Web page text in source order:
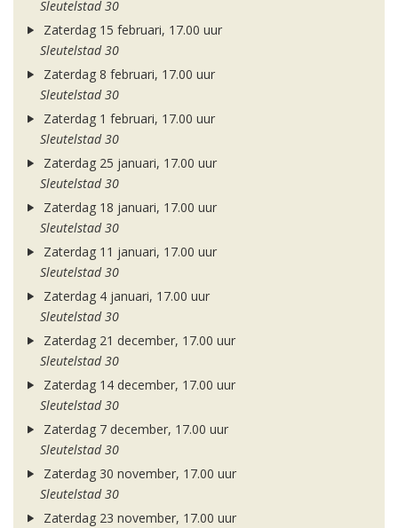
Sleutelstad 30
Zaterdag 15 februari, 17.00 uur
Sleutelstad 30
Zaterdag 8 februari, 17.00 uur
Sleutelstad 30
Zaterdag 1 februari, 17.00 uur
Sleutelstad 30
Zaterdag 25 januari, 17.00 uur
Sleutelstad 30
Zaterdag 18 januari, 17.00 uur
Sleutelstad 30
Zaterdag 11 januari, 17.00 uur
Sleutelstad 30
Zaterdag 4 januari, 17.00 uur
Sleutelstad 30
Zaterdag 21 december, 17.00 uur
Sleutelstad 30
Zaterdag 14 december, 17.00 uur
Sleutelstad 30
Zaterdag 7 december, 17.00 uur
Sleutelstad 30
Zaterdag 30 november, 17.00 uur
Sleutelstad 30
Zaterdag 23 november, 17.00 uur